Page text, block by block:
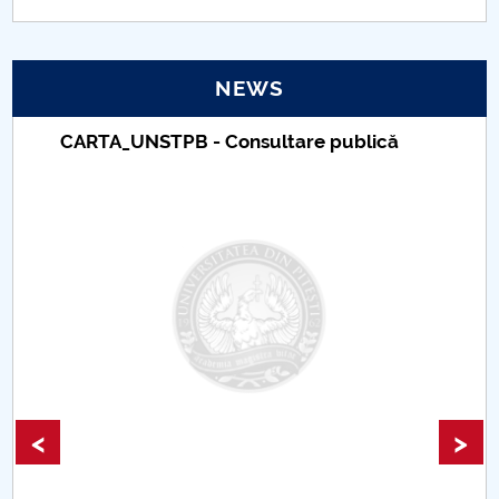
Proiect SU-ETIC
UPIT for the community
IOSUD/CSUD – PhD studies
Comisie de etica unversitară
Evenimente CUP
NEWS
CARTA_UNSTPB - Consultare publică
< >